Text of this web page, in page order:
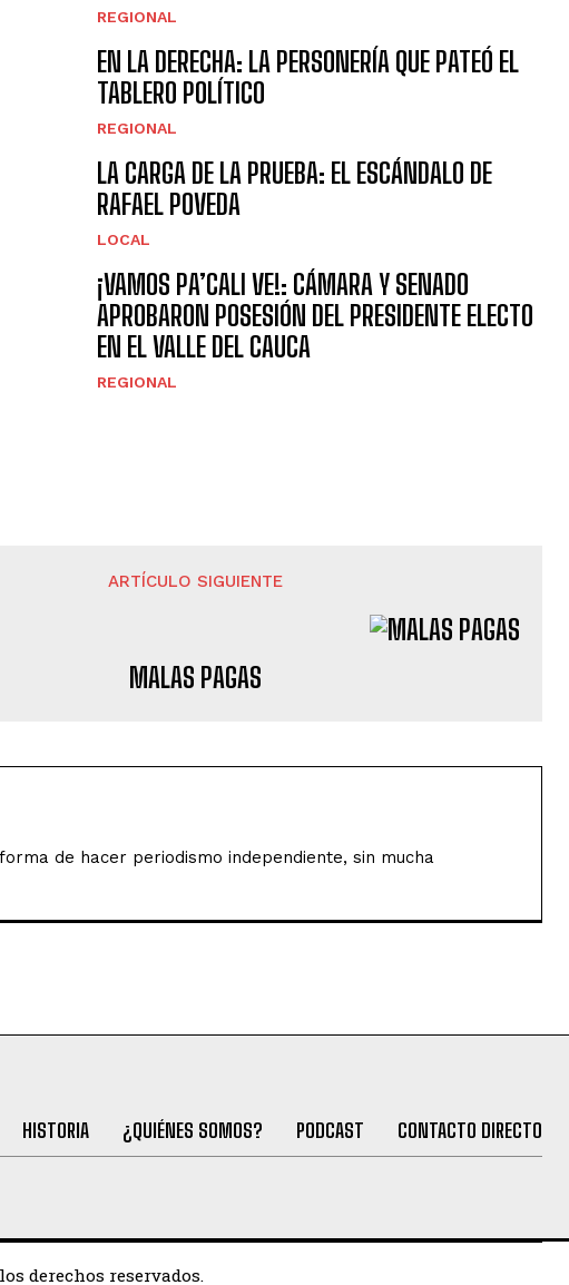
REGIONAL
EN LA DERECHA: LA PERSONERÍA QUE PATEÓ EL
TABLERO POLÍTICO
REGIONAL
LA CARGA DE LA PRUEBA: EL ESCÁNDALO DE
RAFAEL POVEDA
LOCAL
¡VAMOS PA’CALI VE!: CÁMARA Y SENADO
APROBARON POSESIÓN DEL PRESIDENTE ELECTO
EN EL VALLE DEL CAUCA
REGIONAL
ARTÍCULO SIGUIENTE
MALAS PAGAS
de hacer periodismo independiente, sin mucha
HISTORIA ¿QUIÉNES SOMOS? PODCAST CONTACTO DIRECTO
derechos reservados.